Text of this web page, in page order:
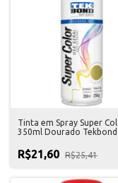
Tinta em Spray Super
350ml Dourado Tekbond
R$21,60 R$25,41